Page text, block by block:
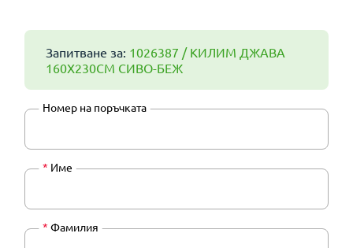
Запитване за: 1026387 / КИЛИМ ДЖАВА
160X230СМ СИВО-БЕЖ
Номер на поръчката
* Име
* Фамилия